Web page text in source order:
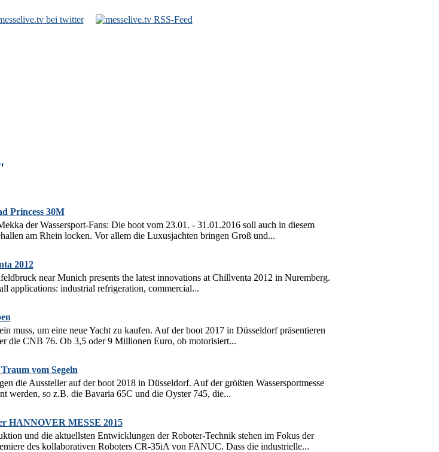
Princess 30M
der Wassersport-Fans: Die boot vom 23.01. - 31.01.2016 soll auch in diesem
am Rhein locken. Vor allem die Luxusjachten bringen Groß und...
2012
near Munich presents the latest innovations at Chillventa 2012 in Nuremberg.
applications: industrial refrigeration, commercial...
muss, um eine neue Yacht zu kaufen. Auf der boot 2017 in Düsseldorf präsentieren
die CNB 76. Ob 3,5 oder 9 Millionen Euro, ob motorisiert...
vom Segeln
die Aussteller auf der boot 2018 in Düsseldorf. Auf der größten Wassersportmesse
werden, so z.B. die Bavaria 65C und die Oyster 745, die...
HANNOVER MESSE 2015
und die aktuellsten Entwicklungen der Roboter-Technik stehen im Fokus der
des kollaborativen Roboters CR-35iA von FANUC. Dass die industrielle...